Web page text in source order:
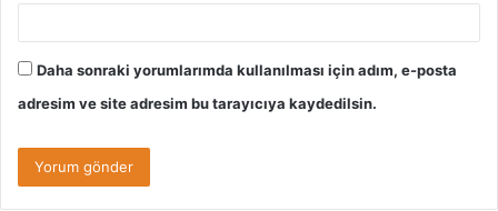
Daha sonraki yorumlarımda kullanılması için adım, e-posta
adresim ve site adresim bu tarayıcıya kaydedilsin.